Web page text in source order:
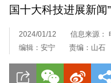
国十大科技进展新闻”
2024/01/12
信息来源：
编辑：安宁
责编：山石